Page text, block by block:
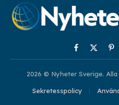
Facebook
X
2026 © Nyheter Sverige.
Sekretesspolicy